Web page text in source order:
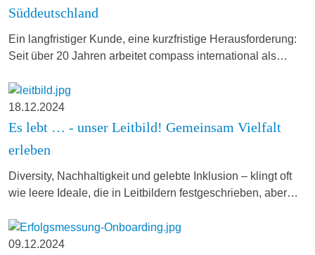
Süddeutschland
Ein langfristiger Kunde, eine kurzfristige Herausforderung:
Seit über 20 Jahren arbeitet compass international als…
18.12.2024
Es lebt … - unser Leitbild! Gemeinsam Vielfalt
erleben
Diversity, Nachhaltigkeit und gelebte Inklusion – klingt oft
wie leere Ideale, die in Leitbildern festgeschrieben, aber…
09.12.2024